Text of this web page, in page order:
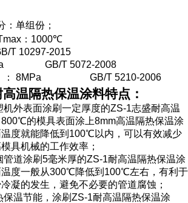
：单组份；
： 1000℃
T 10297-2015
GB/T 5072-2008
8MPa GB/T 5210-2006
温隔热保温涂料特点：
外表面涂刷一定厚度的ZS-1志盛耐高温
800℃的模具表面涂上8mm高温隔热保温涂
度就能降低到 100℃以内，可以有效减少
具机械的工作效率；
管道涂刷5毫米厚的ZS-1耐高温隔热保温涂
度一般从300℃降低到 100℃左右，有利于
凝的发生，避免不必要的管道腐蚀；
温节能，涂刷ZS-1耐高温隔热保温涂